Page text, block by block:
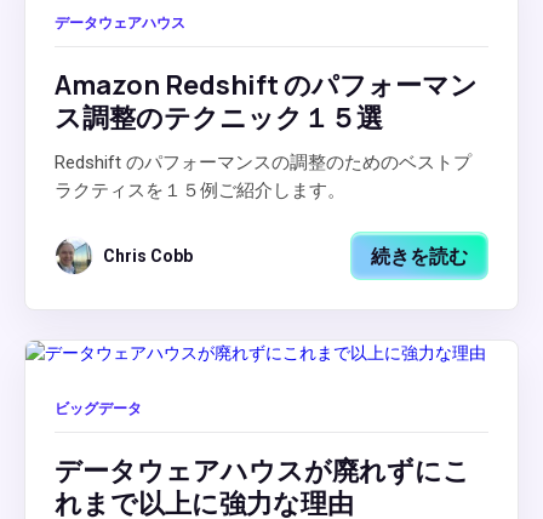
データウェアハウス
Amazon Redshift のパフォーマン
ス調整のテクニック１５選
Redshift のパフォーマンスの調整のためのベストプ
ラクティスを１５例ご紹介します。
Chris Cobb 続きを読む
ビッグデータ
データウェアハウスが廃れずにこ
れまで以上に強力な理由